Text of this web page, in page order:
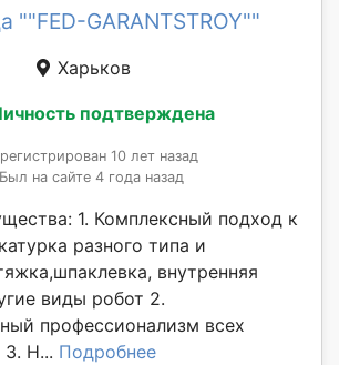
""FED-GARANTSTROY""
Харьков
подтверждена
10 лет назад
Был на сайте 4 года назад
1. Комплексный подход к
разного типа и
внутренняя
виды робот 2.
профессионализм всех
3. Н... Подробнее